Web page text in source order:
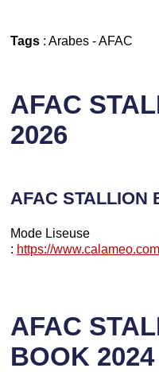
Tags: Arabes-AFAC
AFAC
2026
AFAC STALLION
Mode Liseuse
: https://
AFAC
BOOK 2024